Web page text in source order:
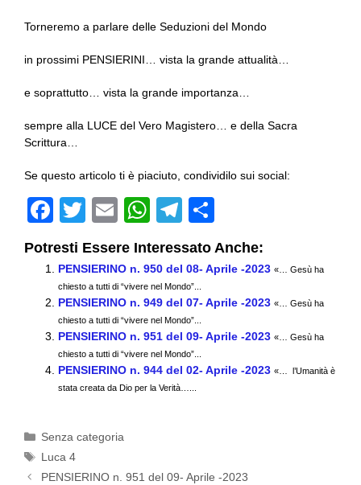
Torneremo a parlare delle Seduzioni del Mondo
in prossimi PENSIERINI… vista la grande attualità…
e soprattutto… vista la grande importanza…
sempre alla LUCE del Vero Magistero… e della Sacra
Scrittura…
Se questo articolo ti è piaciuto, condividilo sui social:
F
c
e
b
o
o
k
T
wi
tt
er
E
m
ail
W
at
s
A
p
p
T
el
e
gr
a
m
o
n
vi
di
Potresti Essere Interessato Anche:
PENSIERINO n. 950 del 08- Aprile -2023 «… Gesù ha
chiesto a tutti di “vivere nel Mondo”...
PENSIERINO n. 949 del 07- Aprile -2023 «… Gesù ha
chiesto a tutti di “vivere nel Mondo”...
PENSIERINO n. 951 del 09- Aprile -2023 «… Gesù ha
chiesto a tutti di “vivere nel Mondo”...
PENSIERINO n. 944 del 02- Aprile -2023 «… l’Umanità è
stata creata da Dio per la Verità…...
Categorie
Senza categoria
Tag
Luca 4
PENSIERINO n. 951 del 09- Aprile -2023